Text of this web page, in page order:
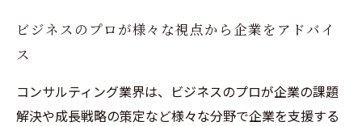
ビジネスのプロが様々な視点から企業をアドバイ
ス
コンサルティング業界は、ビジネスのプロが企業の課題
解決や成長戦略の策定など様々な分野で企業を支援する